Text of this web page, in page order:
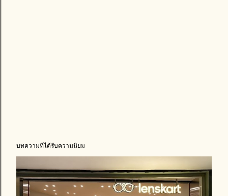
บทความที่ได้รับความนิยม